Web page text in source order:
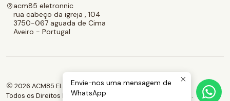
acm85 eletronnic
rua cabeço da igreja , 104
3750-067 aguada de Cima
Aveiro - Portugal
2026 ACM85 ELETRONNIC.
Todos os Direitos Reservados.Com tecnologia Jumpseller .
Envie-nos uma mensagem de
WhatsApp